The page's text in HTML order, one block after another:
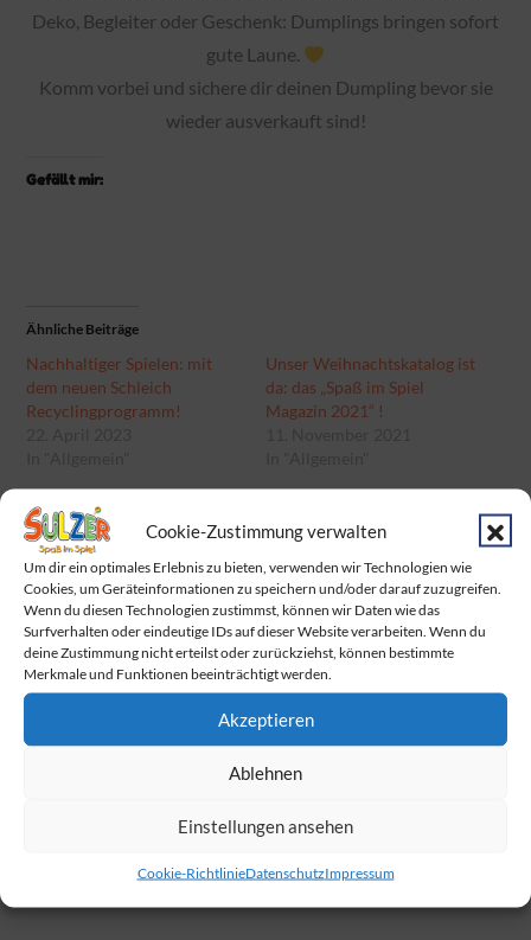
Cookie-Zustimmung verwalten
Um dir ein optimales Erlebnis zu bieten, verwenden wir Technologien wie
Cookies, um Geräteinformationen zu speichern und/oder darauf zuzugreifen.
Wenn du diesen Technologien zustimmst, können wir Daten wie das
Surfverhalten oder eindeutige IDs auf dieser Website verarbeiten. Wenn du
deine Zustimmung nicht erteilst oder zurückziehst, können bestimmte
Merkmale und Funktionen beeinträchtigt werden.
Akzeptieren
Ablehnen
Einstellungen ansehen
Cookie-RichtlinieDatenschutzImpressum
Deko, Begleiter oder Geschenk: Dumplings bringen sofort
gute Laune.
Komm vorbei und sichere dir deinen Dumpling bevor sie
wieder ausverkauft sind!
Gefällt mir:
Ähnliche Beiträge
Nachhaltiger Spielen: mit
dem neuen Schleich
Recyclingprogramm!
Unser Weihnachtskatalog ist
da: das „Spaß im Spiel
Magazin 2021“ !
näher – und wir sind bereit!
25. Oktober 2025
In "Allgemein"
Categories:
Categories:Allgemein
Beitragsnavigation
Am Sonntag ist Muttertag!
Baby Born Fans aufgepasst!